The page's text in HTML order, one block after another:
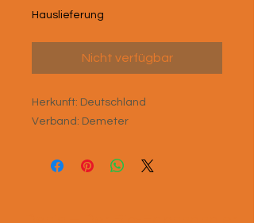
2,98 €
Hauslieferung
Nicht verfügbar
Herkunft: Deutschland
Verband: Demeter